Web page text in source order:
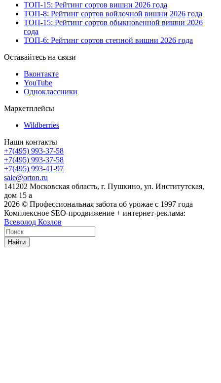
ТОП-15: Рейтинг сортов вишни 2026 года
ТОП-8: Рейтинг сортов войлочной вишни 2026 года
ТОП-15: Рейтинг сортов обыкновенной вишни 2026
года
ТОП-6: Рейтинг сортов степной вишни 2026 года
Оставайтесь на связи
Вконтакте
YouTube
Одноклассники
Маркетплейсы
Wildberries
Наши контакты
+7(495) 993-37-58
+7(495) 993-37-58
+7(495) 993-41-97
sale@orton.ru
141202 Московская область, г. Пушкино, ул. Институтская,
дом 15 а
2026 © Профессиональная забота об урожае с 1997 года
Комплексное SEO-продвижение + интернет-реклама:
Всеволод Козлов
Найти